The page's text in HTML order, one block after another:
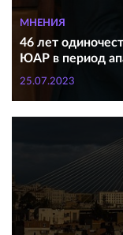
МНЕНИЯ
46 лет
ЮАР в период
25.07.2023